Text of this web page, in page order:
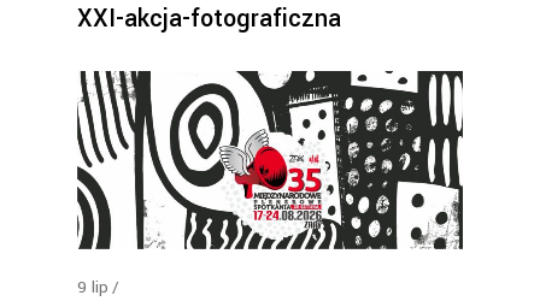
XXI-akcja-fotograficzna
9 lip